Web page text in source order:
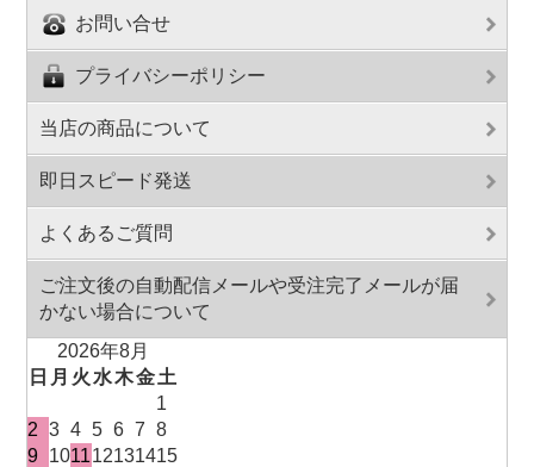
お問い合せ
プライバシーポリシー
当店の商品について
即日スピード発送
よくあるご質問
ご注文後の自動配信メールや受注完了メールが届
かない場合について
2026年8月
日 月 火 水木金土
1
2
3 4 5 6 7
8
9 101112131415